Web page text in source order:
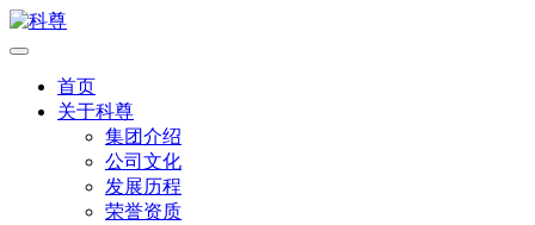
首页
关于科尊
集团介绍
公司文化
发展历程
荣誉资质